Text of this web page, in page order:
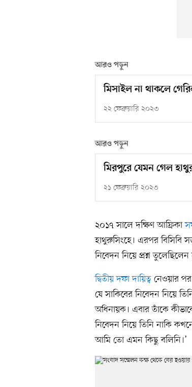
আরও পড়ুন
মিসাইল না থাকলে
২২ ফেব্রুয়ারি ২০২৩
আরও পড়ুন
মিরপুরে যেমন গেল
২১ ফেব্রুয়ারি ২০২৩
২০১৭ সালে দক্ষিণ আফ্রিকা
হাথুরুসিংহে। এরপর বিসিবি
নিবেদন নিয়ে প্রশ্ন
দ্বিতীয় দফা দায়িত্ব নেওয়ার
যে সাকিবের নিবেদন নিয়ে
অধিনায়ক। এবার তাঁকে
নিবেদন নিয়ে তিনি নাকি
আমি তো এমন কিছু বলিনি।’